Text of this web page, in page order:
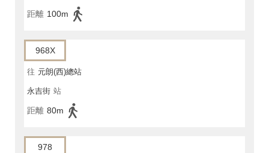
距離 100m
968X
往 元朗(西)總站
永吉街 站
距離 80m
978